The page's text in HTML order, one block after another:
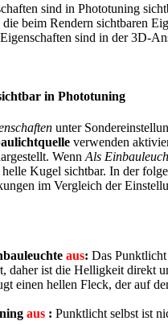
sind in Phototuning
beim Rendern sichtbaren
sind in der 3D-
in Phototuning
unter
verwenden
Wenn Als
Kugel sichtbar. In der
im Vergleich der
aus: Das
daher ist die Helligkeit direkt
einen hellen Fleck, der auf
aus : Punktlicht selbst ist